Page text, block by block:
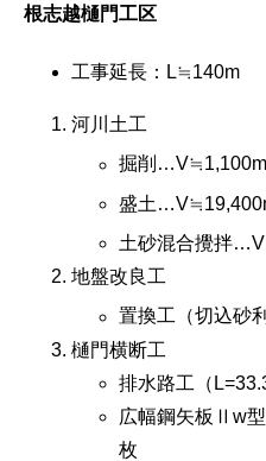
根志越樋門工区
工事延長：L≒140m
河川土工
掘削…V≒1,100m
盛土
土砂混合攪拌
地盤改良工
置換工（切込砂
樋門横断工
排水路工（
広幅鋼矢板Ⅱw
枚